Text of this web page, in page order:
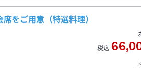
をご用意（特選料理）
税込